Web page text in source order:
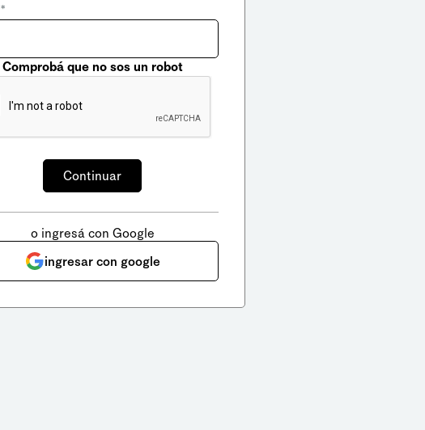
*
Comprobá que no sos un robot
o ingresá con Google
ingresar con google